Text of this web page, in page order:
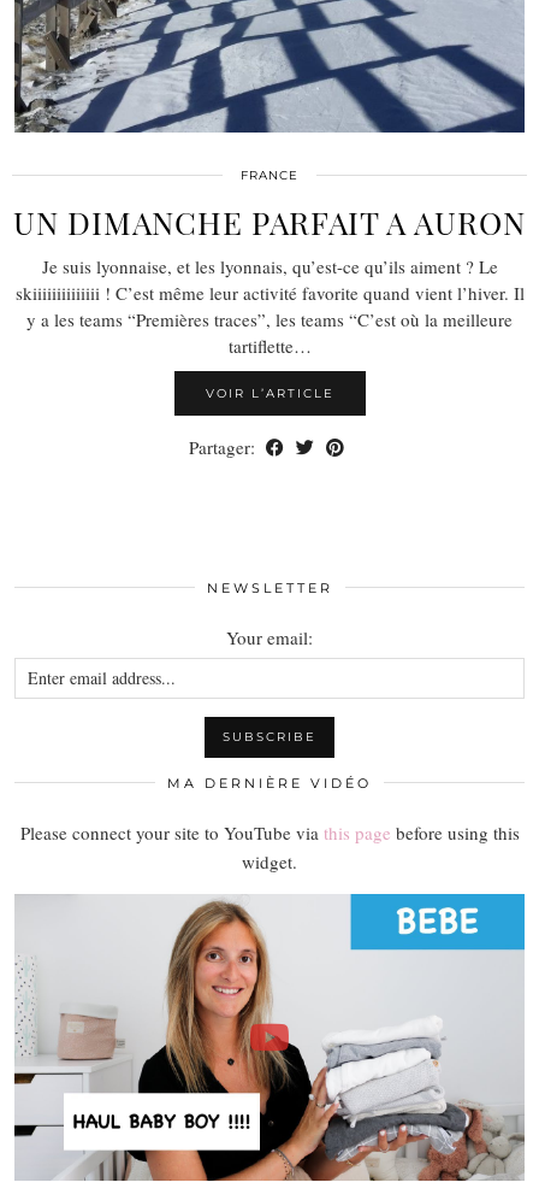
FRANCE
UN DIMANCHE PARFAIT A AURON
Je suis lyonnaise, et les lyonnais, qu’est-ce qu’ils aiment ? Le
skiiiiiiiiiiiiii ! C’est même leur activité favorite quand vient l’hiver. Il
y a les teams “Premières traces”, les teams “C’est où la meilleure
tartiflette…
VOIR L’ARTICLE
Partager:
NEWSLETTER
Your email:
MA DERNIÈRE VIDÉO
Please connect your site to YouTube via this page before using this
widget.